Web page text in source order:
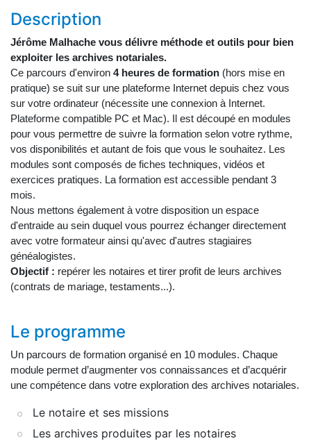
Description
Jérôme Malhache vous délivre méthode et outils pour bien
exploiter les archives notariales.
Ce parcours d'environ 4 heures de formation (hors mise en
pratique) se suit sur une plateforme Internet depuis chez vous
sur votre ordinateur (nécessite une connexion à Internet.
Plateforme compatible PC et Mac). Il est découpé en modules
pour vous permettre de suivre la formation selon votre rythme,
vos disponibilités et autant de fois que vous le souhaitez. Les
modules sont composés de fiches techniques, vidéos et
exercices pratiques. La formation est accessible pendant 3
mois.
Nous mettons également à votre disposition un espace
d'entraide au sein duquel vous pourrez échanger directement
avec votre formateur ainsi qu'avec d'autres stagiaires
généalogistes.
Objectif : repérer les notaires et tirer profit de leurs archives
(contrats de mariage, testaments...).
Le programme
Un parcours de formation organisé en 10 modules. Chaque
module permet d’augmenter vos connaissances et d’acquérir
une compétence dans votre exploration des archives notariales.
Le notaire et ses missions
Les archives produites par les notaires